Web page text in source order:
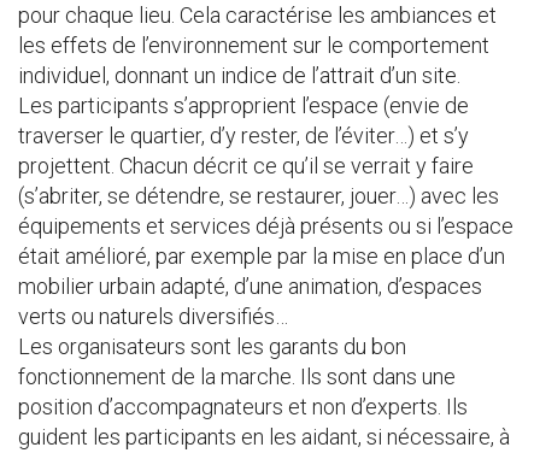
pour chaque lieu. Cela caractérise les ambiances et
les effets de l’environnement sur le comportement
individuel, donnant un indice de l’attrait d’un site.
Les participants s’approprient l’espace (envie de
traverser le quartier, d’y rester, de l’éviter…) et s’y
projettent. Chacun décrit ce qu’il se verrait y faire
(s’abriter, se détendre, se restaurer, jouer…) avec les
équipements et services déjà présents ou si l’espace
était amélioré, par exemple par la mise en place d’un
mobilier urbain adapté, d’une animation, d’espaces
verts ou naturels diversifiés…
Les organisateurs sont les garants du bon
fonctionnement de la marche. Ils sont dans une
position d’accompagnateurs et non d’experts. Ils
guident les participants en les aidant, si nécessaire, à